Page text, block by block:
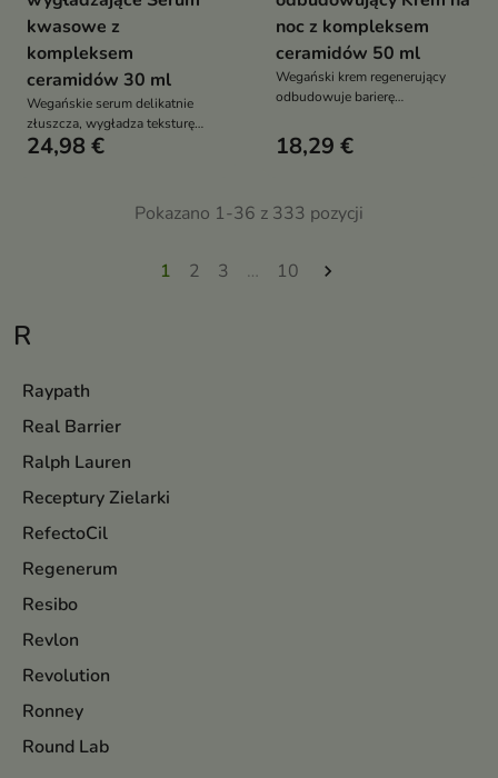
R
Raypath
Real Barrier
Ralph Lauren
Receptury Zielarki
RefectoCil
Regenerum
Resibo
Revlon
Revolution
Ronney
Round Lab
kwasowe z
kompleksem
ceramidów 30 ml
Wegańskie serum delikatnie
złuszcza, wygładza teksturę
skóry i rozświetla cerę już po
i wspiera odnowę skóry
24,98 €
noc z kompleksem
ceramidów 50 ml
Wegański krem regenerujący
odbudowuje barierę
odżywia i rozświetla skórę.
Idealny na noc jako ostatni etap
18,29 €
Pokazano 1-36 z 333 pozycji
1 2 3 … 10 